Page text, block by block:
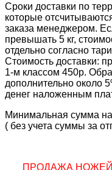
Сроки доставки по
которые
заказа менеджером.
превышать 5 кг,
отдельно согласно
Стоимость доставки:
1-м классом 450р.
дополнительно около
денег наложенным
Минимальная сумма на
( без учета суммы за
ПРОДАЖА